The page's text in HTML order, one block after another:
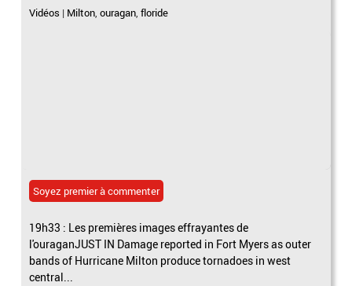
Vidéos | Milton,ouragan,floride
Soyez premier à commenter
19h33 : Les premières images effrayantes de
l'ouraganJUST IN Damage reported in Fort Myers as outer
bands of Hurricane Milton produce tornadoes in west
central...